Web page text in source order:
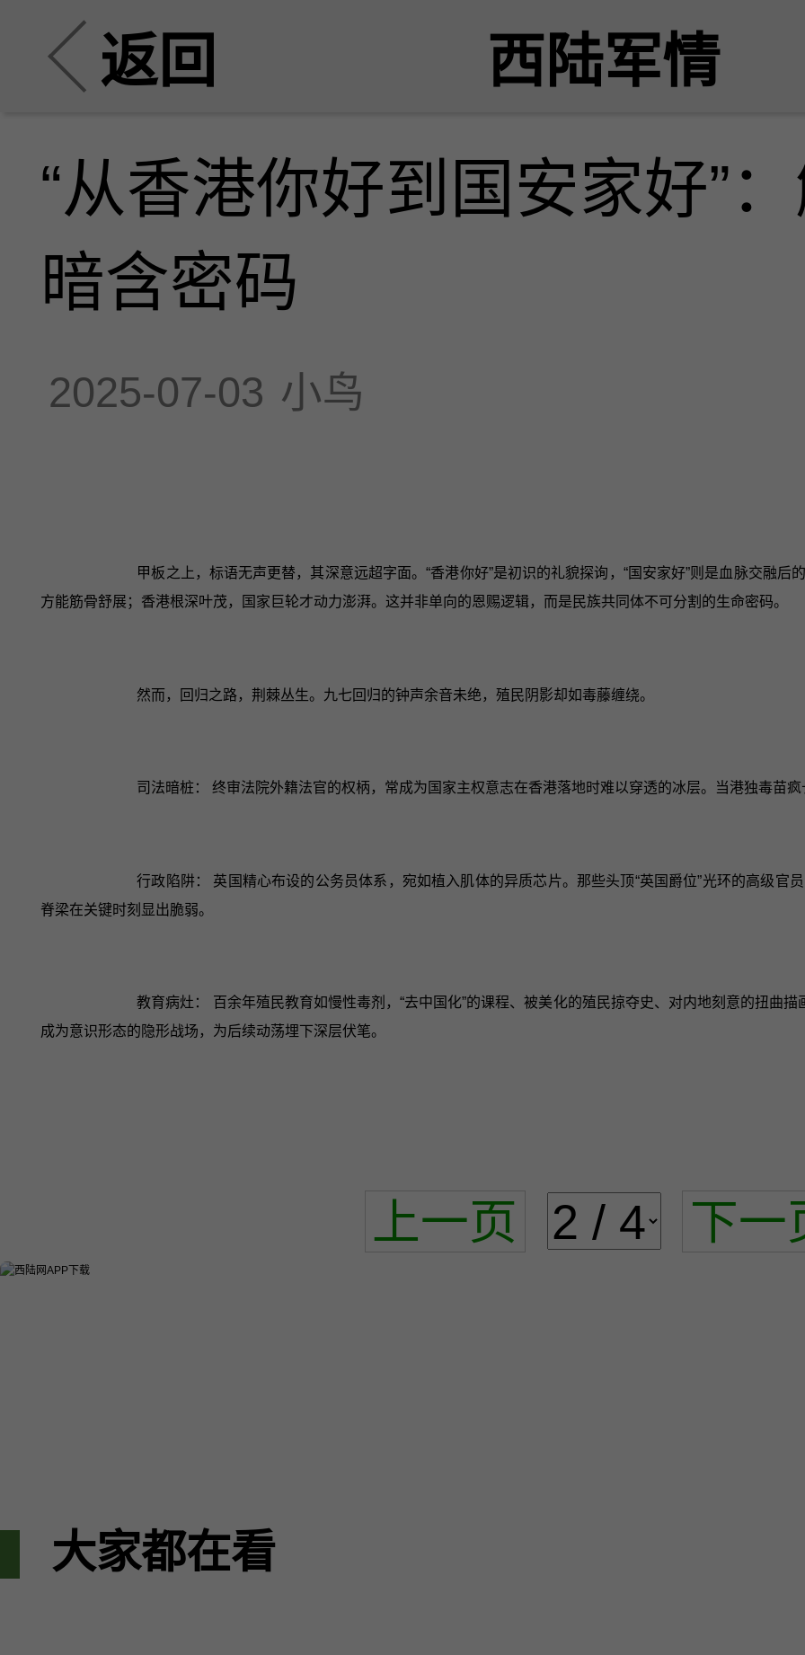
返回 西陆军情
“从香港你好到国安家好”
暗含密码
2025-07-03 小鸟
甲板之上，标语无声更替，其深意远超字面。“香港你好”是初识的礼貌探询，“国安家好”则是血脉交融
方能筋骨舒展；香港根深叶茂，国家巨轮才动力澎湃。这并非单向的恩赐逻辑，而是民族共同体不可分割的生命密码。
然而，回归之路，荆棘丛生。九七回归的钟声余音未绝，殖民阴影却如毒藤缠绕。
司法暗桩： 终审法院外籍法官的权柄，常成为国家主权意志在香港落地时难以穿透的冰层。当港独毒苗
行政陷阱： 英国精心布设的公务员体系，宛如植入肌体的异质芯片。那些头顶“英国爵位”光环的高级官
脊梁在关键时刻显出脆弱。
教育病灶： 百余年殖民教育如慢性毒剂，“去中国化”的课程、被美化的殖民掠夺史、对内地刻意的扭曲
成为意识形态的隐形战场，为后续动荡埋下深层伏笔。
上一页 下一
大家都在看